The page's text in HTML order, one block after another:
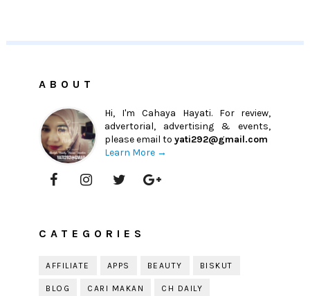
ABOUT
Hi, I'm Cahaya Hayati. For review,
advertorial, advertising & events,
please email toyati292@gmail.com
Learn More →
CATEGORIES
AFFILIATE APPS BEAUTY BISKUT
BLOG CARI MAKAN CH DAILY